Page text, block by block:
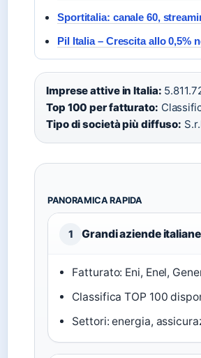
Sportitalia: canale 60,
Pil Italia – Crescita allo 0,5%
Imprese attive in Italia:
Top 100 per fatturato:
Tipo di società più diffuso:
PANORAMICA RAPIDA
1 Grandi aziende italiane
Fatturato: Eni, Enel,
Classifica TOP 100
Settori: energia,